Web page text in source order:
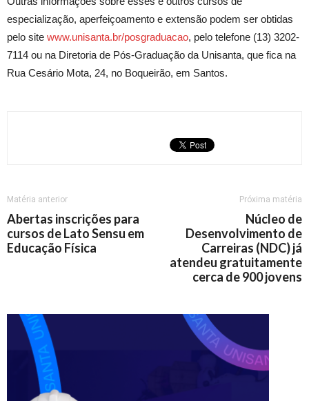
especialização, aperfeiçoamento e extensão podem ser obtidas
pelo site www.unisanta.br/posgraduacao, pelo telefone (13) 3202-
7114 ou na Diretoria de Pós-Graduação da Unisanta, que fica na
Rua Cesário Mota, 24, no Boqueirão, em Santos.
Matéria anterior
Abertas inscrições para
cursos de Lato Sensu em
Educação Física
Próxima matéria
Núcleo de
Desenvolvimento de
Carreiras (NDC) já
atendeu gratuitamente
cerca de 900 jovens